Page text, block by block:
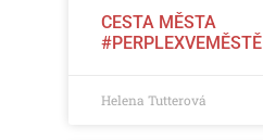
CESTA MĚSTA
#PERPLEXVEMĚSTĚ
Helena Tutterová